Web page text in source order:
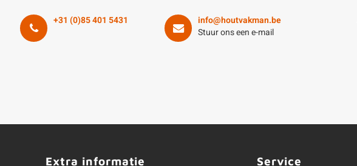
+31 (0)85 401 5431
info@houtvakman.be
Stuur ons een e-mail
Extra informatie Service